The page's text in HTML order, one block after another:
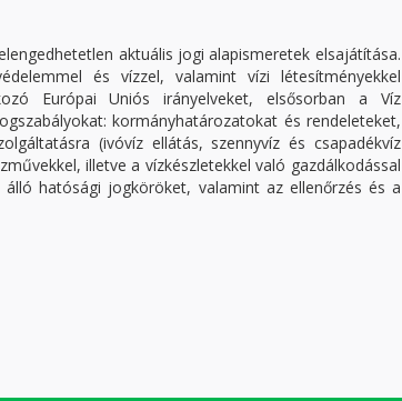
aktuális jogi alapismeretek elsajátítása.
és vízzel, valamint vízi létesítményekkel
Európai Uniós irányelveket, elsősorban a Víz
kormányhatározatokat és rendeleteket,
(ivóvíz ellátás, szennyvíz és csapadékvíz
illetve a vízkészletekkel való gazdálkodással
hatósági jogköröket, valamint az ellenőrzés és a